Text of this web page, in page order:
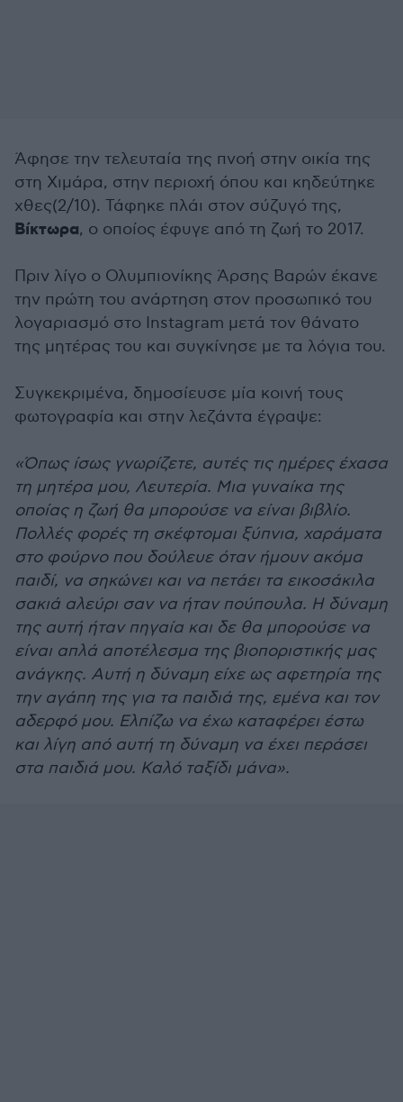
Άφησε την τελευταία της πνοή στην οικία της
στη Χιμάρα, στην περιοχή όπου και κηδεύτηκε
χθες(2/10). Τάφηκε πλάι στον σύζυγό της,
Βίκτωρα, ο οποίος έφυγε από τη ζωή το 2017.
Πριν λίγο ο Ολυμπιονίκης Άρσης Βαρών έκανε
την πρώτη του ανάρτηση στον προσωπικό του
λογαριασμό στο Instagram μετά τον θάνατο
της μητέρας του και συγκίνησε με τα λόγια του.
Συγκεκριμένα, δημοσίευσε μία κοινή τους
φωτογραφία και στην λεζάντα έγραψε:
«Όπως ίσως γνωρίζετε, αυτές τις ημέρες έχασα
τη μητέρα μου, Λευτερία. Μια γυναίκα της
οποίας η ζωή θα μπορούσε να είναι βιβλίο.
Πολλές φορές τη σκέφτομαι ξύπνια, χαράματα
στο φούρνο που δούλευε όταν ήμουν ακόμα
παιδί, να σηκώνει και να πετάει τα εικοσάκιλα
σακιά αλεύρι σαν να ήταν πούπουλα. Η δύναμη
της αυτή ήταν πηγαία και δε θα μπορούσε να
είναι απλά αποτέλεσμα της βιοποριστικής μας
ανάγκης. Αυτή η δύναμη είχε ως αφετηρία της
την αγάπη της για τα παιδιά της, εμένα και τον
αδερφό μου. Ελπίζω να έχω καταφέρει έστω
και λίγη από αυτή τη δύναμη να έχει περάσει
στα παιδιά μου. Καλό ταξίδι μάνα».